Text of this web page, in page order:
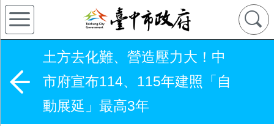
土方去化難、營造壓力大！中
市府宣布114、115年建照「自
動展延」最高3年